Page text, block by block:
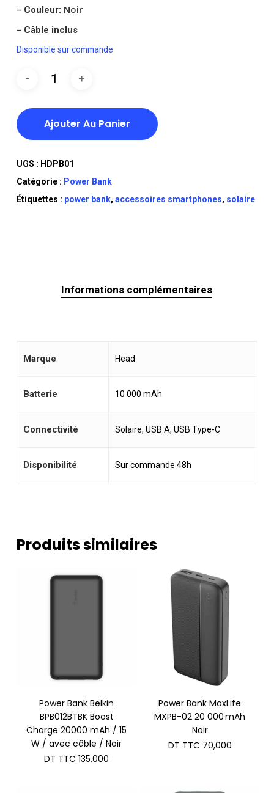
– Couleur: Noir
– Câble inclus
Disponible sur commande
Ajouter Au Panier
UGS : HDPB01
Catégorie : Power Bank
Étiquettes : power bank, accessoires smartphones, solaire
Informations complémentaires
Marque Head
Batterie 10 000 mAh
Connectivité Solaire, USB A, USB Type-C
Disponibilité Sur commande 48h
Produits similaires
Power Bank Belkin
BPB012BTBK Boost
Charge 20000 mAh / 15
W / avec câble / Noir
DT TTC 135,000
Power Bank MaxLife
MXPB-02 20 000 mAh
Noir
DT TTC 70,000